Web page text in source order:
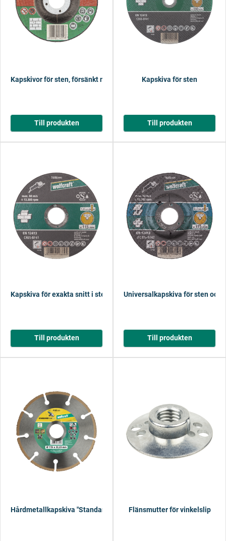
Kapskivor för sten, försänkt nav
Till produkten
Kapskiva för sten
Till produkten
Kapskiva för exakta snitt i sten
Till produkten
Universalkapskiva för sten och
Till produkten
Hårdmetallkapskiva "Standard" Flänsmutter för vinkelslip